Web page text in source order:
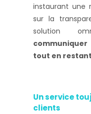
instaurant une
sur la
solution
tout en
Un service
clients